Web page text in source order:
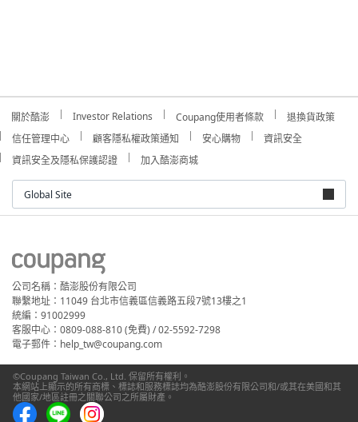
關於酷澎 Investor Relations Coupang使用者條款
退換貨政策
信任管理中心
顧客隱私權政策通知 安心購物
資訊安全
資訊安全及隱私保護認證
加入酷澎商城
Global Site
公司名稱：酷澎股份有限公司
聯繫地址：11049 台北市信義區信義路五段7號13樓之1
統編：91002999
客服中心：0809-088-810 (免費) / 02-5592-7298
電子郵件：help_tw@coupang.com
©Coupang Taiwan Co., Ltd. 保留所有權利。
本網站上顯示的所有商標、標誌和服務標誌均為酷澎股份有限公司和/或其在美國和其
他國家/地區註冊之關聯公司之所屬財產。